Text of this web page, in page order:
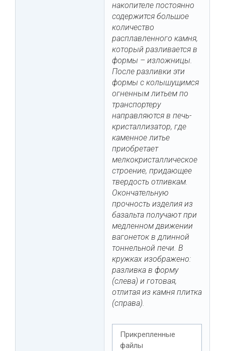
накопителе постоянно
содержится большое
количество
расплавленного камня,
который разливается в
формы – изложницы.
После разливки эти
формы с колышущимся
огненным литьем по
транспортеру
направляются в печь-
кристаллизатор, где
каменное литье
приобретает
мелкокристаллическое
строение, придающее
твердость отливкам.
Окончательную
прочность изделия из
базальта получают при
медленном движении
вагонеток в длинной
тоннельной печи. В
кружках изображено:
разливка в форму
(слева) и готовая,
отлитая из камня плитка
(справа).
Прикрепленные
файлы